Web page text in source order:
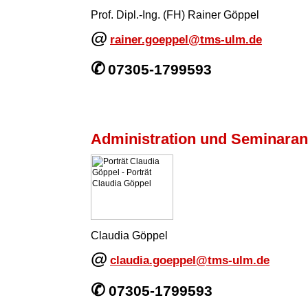
Prof. Dipl.-Ing. (FH) Rainer Göppel
@ rainer.goeppel@tms-ulm.de
✆07305-1799593
Administration und
Claudia Göppel
@ claudia.goeppel@tms-ulm.de
✆ 07305-1799593